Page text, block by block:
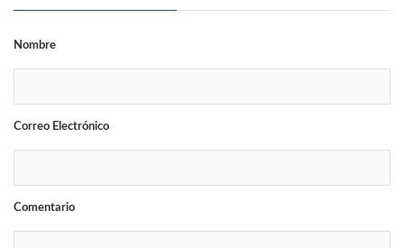
Nombre
Correo Electrónico
Comentario